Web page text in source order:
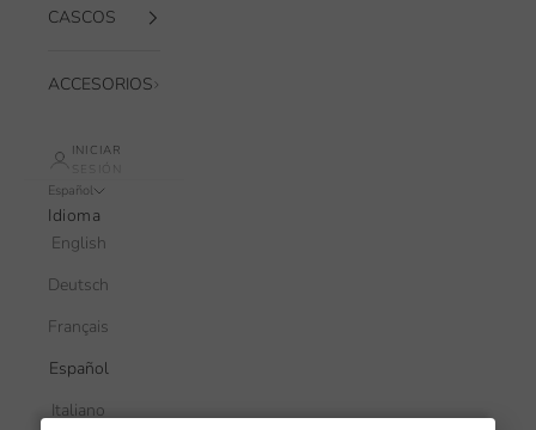
CASCOS
ACCESORIOS
INICIAR
SESIÓN
Español
Idioma
English
Deutsch
Français
Español
Italiano